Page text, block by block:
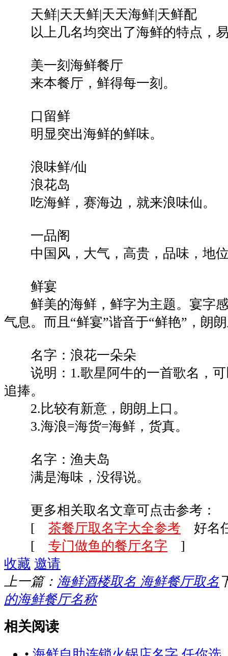
天鲜|天天鲜|天天海鲜|天鲜配
以上几名均突出了海鲜的特点，
美一刻海鲜餐厅
来本餐厅，鲜得每一刻。
口留鲜
明显突出海鲜的鲜味。
浪味鲜/仙
浪花岛
吃海鲜，赛海边，就来浪味仙。
一品阁
中国风，大气，高贵，品味，地
鲜宴
鲜美的海鲜，鲜字为主题。宴字感
气息。而且“鲜宴”谐音于“鲜艳”，朗
名字：浪花一朵朵
说明：1.歌星阿牛的一首歌名，可
追捧。
2.比较有新意，朗朗上口。
3.海浪=海货=海鲜，货真。
名字：渔夫岛
满是海味，没得说。
更多相关取名文章可点击参考：
[ 茶餐厅取名字大全参考 好名
[ 专门做鱼的餐厅名字 ]
收藏 邀请
上一篇： 海鲜酒楼取名 海鲜餐厅取名
的海鲜餐厅名称
相关阅读